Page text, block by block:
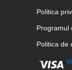
Politica
Programul
Politica de